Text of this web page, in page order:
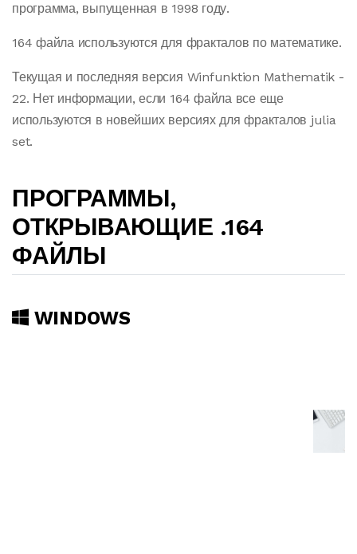
программа, выпущенная в 1998 году.
164 файла используются для фракталов по математике.
Текущая и последняя версия Winfunktion Mathematik -
22. Нет информации, если 164 файла все еще
используются в новейших версиях для фракталов julia
set.
ПРОГРАММЫ,
ОТКРЫВАЮЩИЕ .164
ФАЙЛЫ
WINDOWS